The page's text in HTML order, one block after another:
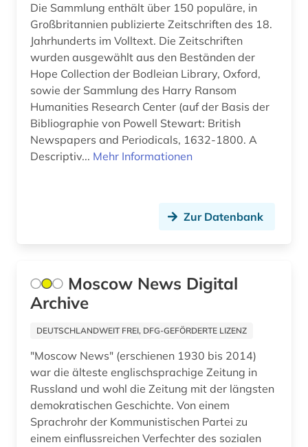
estland (1)
eu (1)
europa (1)
europäische union (1)
europäisches schrifttum (1)
fid asien (1)
fid buch-, bibliotheks- und
informationswissenschaft (1)
fid geschichtswissenschaft (5)
Polen (2)
Rheinland-Pfalz (5)
Russland, Sowjetunion (21)
Saarland (1)
Sachsen (3)
Sachsen-Anhalt (1)
Serbien (1)
Suedamerika (6)
Suedasien (2)
Suedostasien (6)
Thueringen (2)
USA (35)
Die Sammlung enthält über 150 populäre, in
Großbritannien publizierte Zeitschriften des 18.
Jahrhunderts im Volltext. Die Zeitschriften
wurden ausgewählt aus den Beständen der
Hope Collection der Bodleian Library, Oxford,
sowie der Sammlung des Harry Ransom
Humanities Research Center (auf der Basis der
Bibliographie von Powell Stewart: British
Newspapers and Periodicals, 1632-1800. A
Descriptiv... Mehr Informationen
Zur Datenbank
Moscow News Digital
Archive
DEUTSCHLANDWEIT FREI, DFG-GEFÖRDERTE LIZENZ
"Moscow News" (erschienen 1930 bis 2014)
war die älteste englischsprachige Zeitung in
Russland und wohl die Zeitung mit der längsten
demokratischen Geschichte. Von einem
Sprachrohr der Kommunistischen Partei zu
einem einflussreichen Verfechter des sozialen